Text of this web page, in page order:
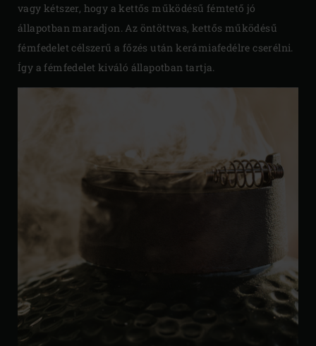
vagy kétszer, hogy a kettős működésű fémtető jó
állapotban maradjon. Az öntöttvas, kettős működésű
fémfedelet célszerű a főzés után kerámiafedélre cserélni.
Így a fémfedelet kiváló állapotban tartja.